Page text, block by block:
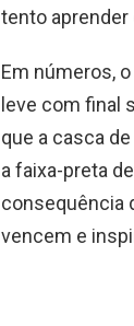
tento aprender
Em números,
leve com final
que a casca
a faixa-preta
consequência
vencem e